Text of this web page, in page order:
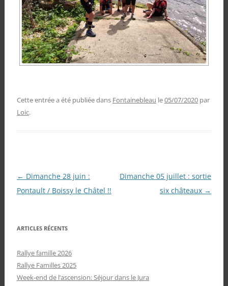
Cette entrée a été publiée dans Fontainebleau le05/07/2020 par
Loic.
Navigation
des
← Dimanche 28 juin :
Pontault / Boissy le Châtel !!
Dimanche 05 juillet : sortie
six châteaux →
ARTICLES RÉCENTS
Rallye famille 2026
Rallye Familles 2025
Week-end de l’ascension: Séjour dans le Jura